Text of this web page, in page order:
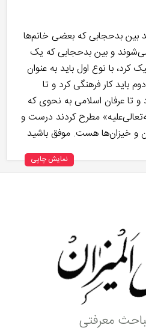
بین بدحجابی که بعضی‌ خانم‌ها
و بین بدحجابی که یک
با نوع اول باید به عنوان
باید کار فرهنگی کرد و تا
عرفان اسلامی به نحوی که
مطرح کردند درست و
و خیزان‌ها هست. موفق باشید
نمایش چاپی
معرفتی